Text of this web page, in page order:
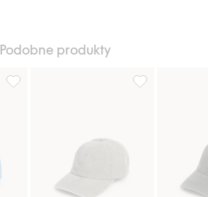
Podobne produkty